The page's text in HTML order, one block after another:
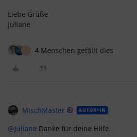
Liebe Grüße
Juliane
4 Menschen gefällt dies
MischMaster AUTOR*IN
@Juliane Danke für deine Hilfe.